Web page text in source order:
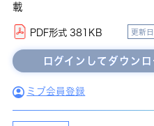
載
PDF形式 381KB 更新日
ミブ会員登録